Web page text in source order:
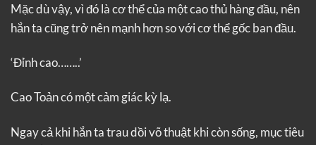
Mặc dù vậy, vì đó là cơ thể của một cao thủ hàng đầu, nên
hắn ta cũng trở nên mạnh hơn so với cơ thể gốc ban đầu.
‘Đỉnh cao……..’
Cao Toản có một cảm giác kỳ lạ.
Ngay cả khi hắn ta trau dồi võ thuật khi còn sống, mục tiêu